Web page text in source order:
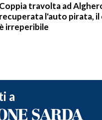
Coppia travolta ad
recuperata l'auto pirata,
è irreperibile
a